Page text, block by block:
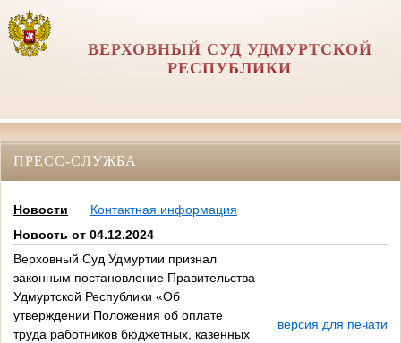
ВЕРХОВНЫЙ СУД УДМУРТСКОЙ
РЕСПУБЛИКИ
ПРЕСС-СЛУЖБА
Новости
Контактная информация
Новость от 04.12.2024
Верховный Суд Удмуртии признал
законным постановление Правительства
Удмуртской Республики «Об
утверждении Положения об оплате
труда работников бюджетных, казенных
версия для печати